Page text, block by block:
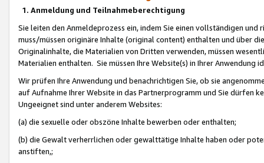
1. Anmeldung und Teilnahmeberechtigung
Sie leiten den Anmeldeprozess ein, indem Sie einen vollständigen
muss/müssen originäre Inhalte (original content) enthalten und über
Originalinhalte, die Materialien von Dritten verwenden, müssen
Materialien enthalten. Sie müssen Ihre Website(s) in Ihrer Anwendung
Wir prüfen Ihre Anwendung und benachrichtigen Sie, ob sie
auf Aufnahme Ihrer Website in das Partnerprogramm und Sie dürfen
Ungeeignet sind unter anderem Websites:
(a) die sexuelle oder obszöne Inhalte bewerben oder enthalten;
(b) die Gewalt verherrlichen oder gewalttätige Inhalte haben oder
anstiften,;